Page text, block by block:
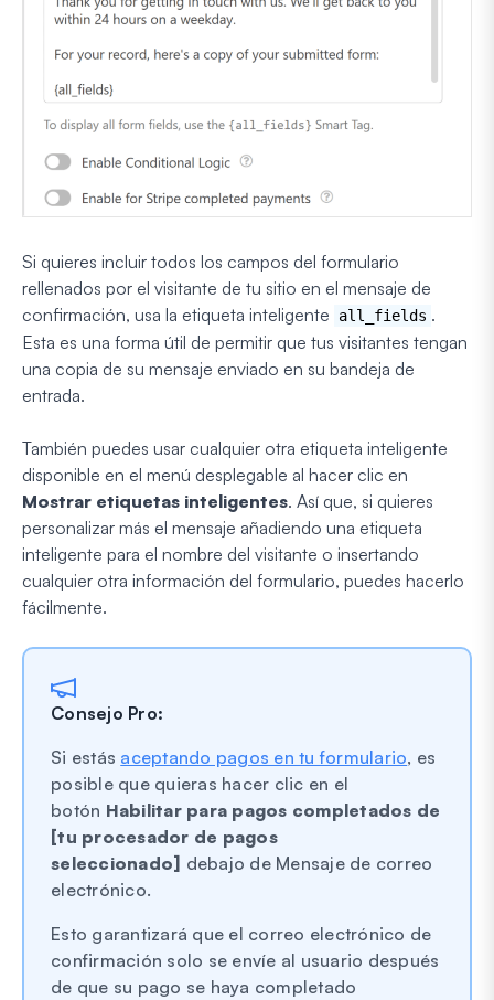
Si quieres incluir todos los campos del formulario
rellenados por el visitante de tu sitio en el mensaje de
confirmación, usa la etiqueta inteligente
all_fields .
Esta es una forma útil de permitir que tus visitantes tengan
una copia de su mensaje enviado en su bandeja de
entrada.
También puedes usar cualquier otra etiqueta inteligente
disponible en el menú desplegable al hacer clic en
Mostrar etiquetas inteligentes. Así que, si quieres
personalizar más el mensaje añadiendo una etiqueta
inteligente para el nombre del visitante o insertando
cualquier otra información del formulario, puedes hacerlo
fácilmente.
Consejo Pro:
Si estás aceptando pagos en tu formulario, es
posible que quieras hacer clic en el
botón Habilitar para pagos completados de
[tu procesador de pagos
seleccionado] debajo de Mensaje de correo
electrónico.
Esto garantizará que el correo electrónico de
confirmación solo se envíe al usuario después
de que su pago se haya completado